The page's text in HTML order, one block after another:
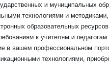
и муниципальных
технологиями и
образовательных
к учителям и педагогам.
в вашем профессиональном
технологиями,